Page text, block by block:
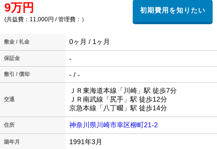
9万円
(共益費：11,000円 / 管理費：）
敷金 / 礼金 0ヶ月 / 1ヶ月
保証金 -
敷引 / 償却 - / -
交通
ＪＲ東海道本線「川崎」駅 徒歩7分
ＪＲ南武線「尻手」駅 徒歩12分
京急本線「八丁畷」駅 徒歩14分
住所 神奈川県川崎市幸区柳町21-2
築年月 1991年3月